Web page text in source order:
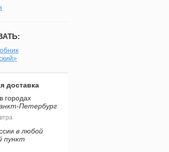
доставка
городах
Петербург
в любой
пункт